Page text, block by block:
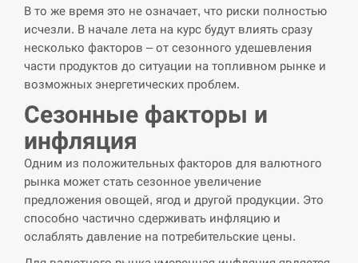
СЕРПЕНЬ
12:40
Латвія готова направити до 20 військових для
розблокування Ормузької протоки
СЕРПЕНЬ
12:23
Силы обороны поразили российскую
переправу, склады и другие важные объекты…
СЕРПЕНЬ
12:10
В то же время это не означает, что риски полностью
исчезли. В начале лета на курс будут влиять сразу
несколько факторов – от сезонного удешевления
части продуктов до ситуации на топливном рынке и
возможных энергетических проблем.
Сезонные факторы и
инфляция
Одним из положительных факторов для валютного
рынка может стать сезонное увеличение
предложения овощей, ягод и другой продукции. Это
способно частично сдерживать инфляцию и
ослаблять давление на потребительские цены.